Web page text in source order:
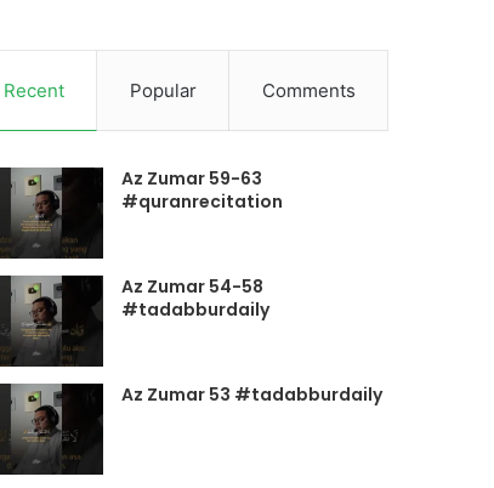
Recent Popular Comments
Az Zumar 59-63
#quranrecitation
Az Zumar 54-58
#tadabburdaily
Az Zumar 53 #tadabburdaily